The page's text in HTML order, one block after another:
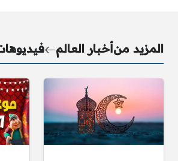
المزيد منأخبار العالم